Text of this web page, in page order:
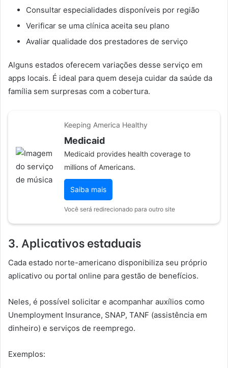
Consultar especialidades disponíveis por região
Verificar se uma clínica aceita seu plano
Avaliar qualidade dos prestadores de serviço
Alguns estados oferecem variações desse serviço em
apps locais. É ideal para quem deseja cuidar da saúde da
família sem surpresas com a cobertura.
Keeping America Healthy
Medicaid
Medicaid provides health coverage to
millions of Americans.
Saiba mais
Você será redirecionado para outro site
3. Aplicativos estaduais
Cada estado norte-americano disponibiliza seu próprio
aplicativo ou portal online para gestão de benefícios.
Neles, é possível solicitar e acompanhar auxílios como
Unemployment Insurance, SNAP, TANF (assistência em
dinheiro) e serviços de reemprego.
Exemplos: